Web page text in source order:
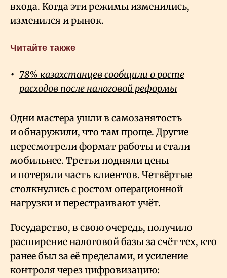
входа. Когда эти режимы изменились,
изменился и рынок.
Читайте также
78% казахстанцев сообщили о росте
расходов после налоговой реформы
Одни мастера ушли в самозанятость
и обнаружили, что там проще. Другие
пересмотрели формат работы и стали
мобильнее. Третьи подняли цены
и потеряли часть клиентов. Четвёртые
столкнулись с ростом операционной
нагрузки и перестраивают учёт.
Государство, в свою очередь, получило
расширение налоговой базы за счёт тех, кто
ранее был за её пределами, и усиление
контроля через цифровизацию: